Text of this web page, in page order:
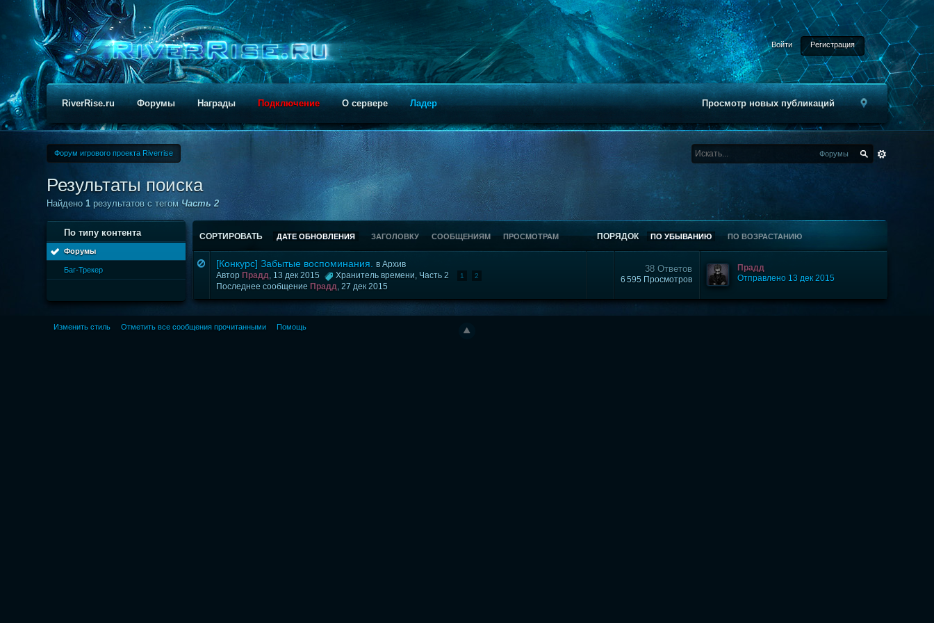
Войти Регистрация
Просмотр новых публикаций
RiverRise.ru Форумы Награды Подключение О сервере Ладер
Форум игрового проекта Riverrise Форумы
Результаты поиска
Найдено1 результатов с тегом Часть 2
По типу контента
Форумы
Баг-Трекер
СОРТИРОВАТЬ ДАТЕ ОБНОВЛЕНИЯ ЗАГОЛОВКУ СООБЩЕНИЯМ ПРОСМОТРАМ ПОРЯДОК ПО УБЫВАНИЮ ПО ВОЗРАСТАНИЮ
[Конкурс] Забытые воспоминания. в Архив
Автор Прадд, 13 дек 2015 Хранитель времени, Часть 2 1 2
Последнее сообщение Прадд,27 дек 2015
38 Ответов
6 595 Просмотров
Прадд
Отправлено 13 дек 2015
Изменить стиль Отметить все сообщения прочитанными Помощь